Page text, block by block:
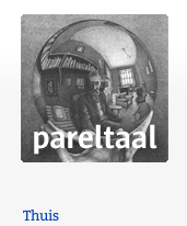
Thuis